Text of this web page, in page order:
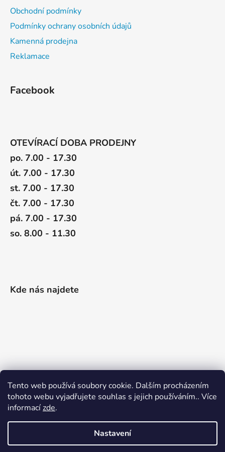
Tento web používá soubory cookie. Dalším procházením
tohoto webu vyjadřujete souhlas s jejich používáním.. Více
informacízde.
Nastavení
Obchodní podmínky
Podmínky ochrany osobních údajů
Kamenná prodejna
Reklamace
Facebook
OTEVÍRACÍ DOBA PRODEJNY
po. 7.00 - 17.30
út. 7.00 - 17.30
st. 7.00 - 17.30
čt. 7.00 - 17.30
pá. 7.00 - 17.30
so. 8.00 - 11.30
Kde nás najdete